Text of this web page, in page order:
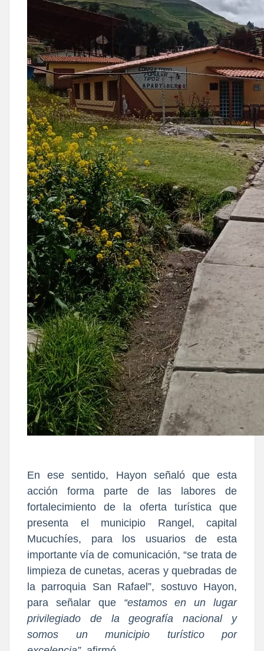
En ese sentido, Hayon señaló que esta
acción forma parte de las labores de
fortalecimiento de la oferta turística que
presenta el municipio Rangel, capital
Mucuchíes, para los usuarios de esta
importante vía de comunicación, “se trata de
limpieza de cunetas, aceras y quebradas de
la parroquia San Rafael”, sostuvo Hayon,
para señalar que
“estamos en un lugar
privilegiado de la geografía nacional y
somos un municipio turístico por